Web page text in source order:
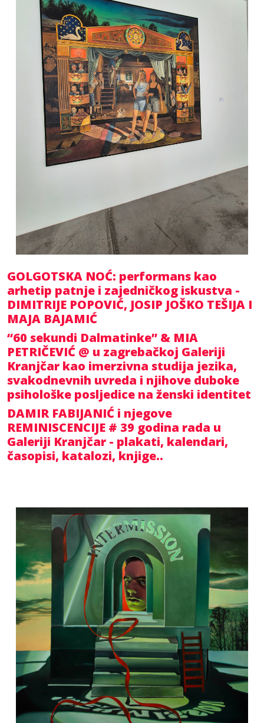
GOLGOTSKA NOĆ: performans kao
arhetip patnje i zajedničkog iskustva -
DIMITRIJE POPOVIĆ, JOSIP JOŠKO TEŠIJA I
MAJA BAJAMIĆ
“60 sekundi Dalmatinke” & MIA
PETRIČEVIĆ @ u zagrebačkoj Galeriji
Kranjčar kao imerzivna studija jezika,
svakodnevnih uvreda i njihove duboke
psihološke posljedice na ženski identitet
DAMIR FABIJANIĆ i njegove
REMINISCENCIJE # 39 godina rada u
Galeriji Kranjčar - plakati, kalendari,
časopisi, katalozi, knjige..